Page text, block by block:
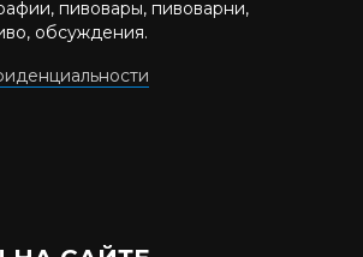
пивовары, пивоварни,
обсуждения.